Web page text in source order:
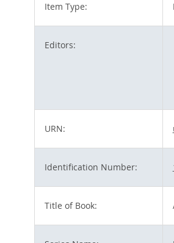
Item Type:
Editors:
URN:
Identification Number:
Title of Book: